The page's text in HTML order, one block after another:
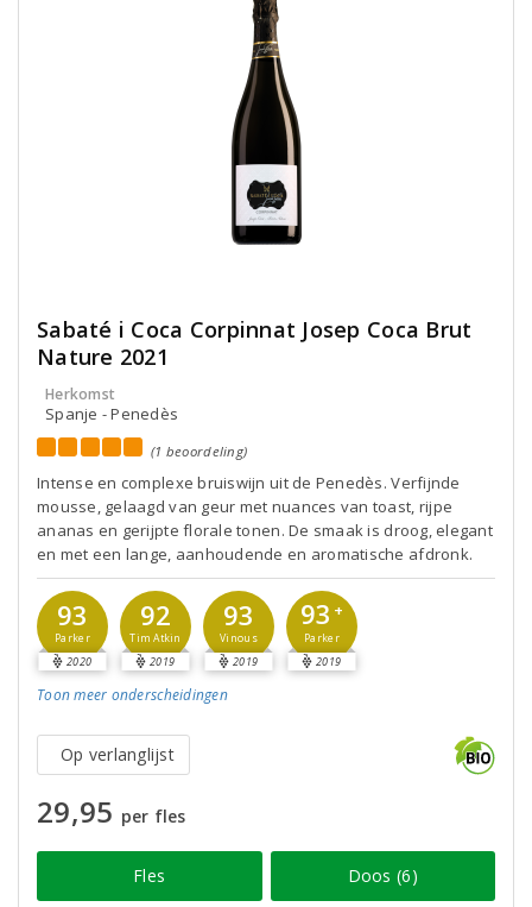
Sabaté i Coca Corpinnat Josep Coca Brut
Nature 2021
Herkomst
Spanje - Penedès
(1 beoordeling)
Intense en complexe bruiswijn uit de Penedès. Verfijnde
mousse, gelaagd van geur met nuances van toast, rijpe
ananas en gerijpte florale tonen. De smaak is droog, elegant
en met een lange, aanhoudende en aromatische afdronk.
93
Parker
2020
92
Tim Atkin
2019
93
Vinous
2019
93 +
Parker
2019
Toon meer onderscheidingen
Op verlanglijst
29,95 per fles
Fles Doos (6)